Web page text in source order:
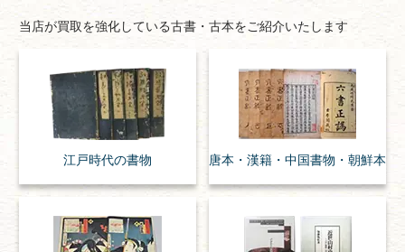
当店が買取を強化している古書・古本をご紹介いたします
江戸時代の書物 唐本・漢籍・ 中国書物・朝鮮本